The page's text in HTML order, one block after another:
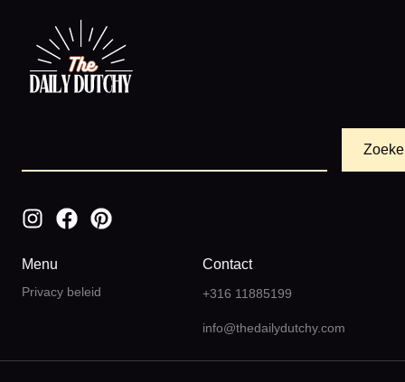
Menu
Privacy beleid
Contact
+316 11885199
info@thedailydutchy.com